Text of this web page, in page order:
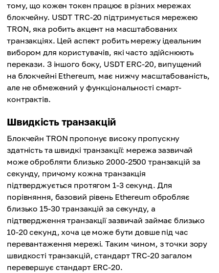
тому, що кожен токен працює в різних мережах
блокчейну. USDT TRC-20 підтримується мережею
TRON, яка робить акцент на масштабованих
транзакціях. Цей аспект робить мережу ідеальним
вибором для користувачів, які часто здійснюють
перекази. З іншого боку, USDT ERC-20, випущений
на блокчейні Ethereum, має нижчу масштабованість,
але не обмежений у функціональності смарт-
контрактів.
Швидкість транзакцій
Блокчейн TRON пропонує високу пропускну
здатність та швидкі транзакції: мережа зазвичай
може обробляти близько 2000-2500 транзакцій за
секунду, причому кожна транзакція
підтверджується протягом 1-3 секунд. Для
порівняння, базовий рівень Ethereum обробляє
близько 15-30 транзакцій за секунду, а
підтвердження транзакції зазвичай займає близько
10-20 секунд, хоча це може бути довше під час
перевантаження мережі. Таким чином, з точки зору
швидкості транзакцій, стандарт TRC-20 загалом
перевершує стандарт ERC-20.